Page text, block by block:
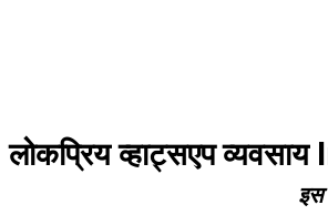
लोकप्रिय व्हाट्सएप
इस